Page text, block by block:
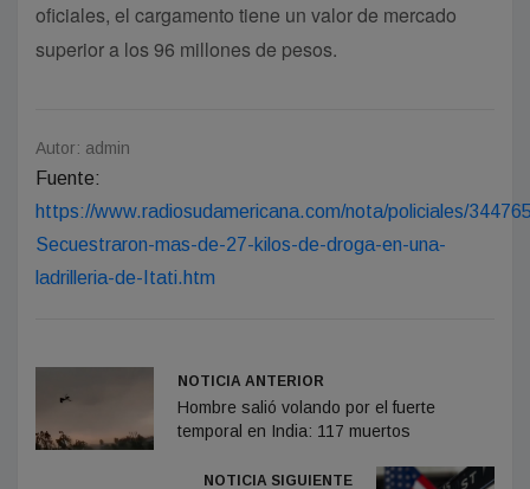
oficiales, el cargamento tiene un valor de mercado
superior a los 96 millones de pesos.
Autor: admin
Fuente:
https://www.radiosudamericana.com/nota/policiales/
Secuestraron-mas-de-27-kilos-de-droga-en-una-
ladrilleria-de-Itati.htm
NOTICIA ANTERIOR
Hombre salió volando por el fuerte
temporal en India: 117 muertos
NOTICIA SIGUIENTE